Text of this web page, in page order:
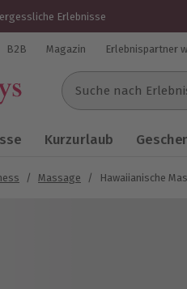
Erlebnisse
B2B Magazin Erlebnispartner
Suche nach
Kurzurlaub
/ Massage / Hawaiianische